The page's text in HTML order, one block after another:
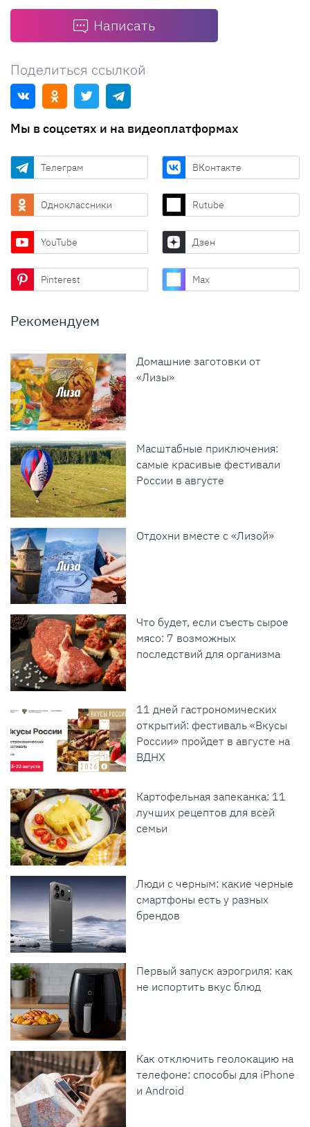
Написать
Поделиться ссылкой
Мы в соцсетях и на видеоплатформах
Телеграм ВКонтакте
Одноклассники Rutube
YouTube Дзен
Pinterest Max
Рекомендуем
Домашние заготовки от
«Лизы»
Масштабные приключения:
самые красивые фестивали
России в августе
Отдохни вместе с «Лизой»
Что будет, если съесть сырое
мясо: 7 возможных
последствий для организма
11 дней гастрономических
открытий: фестиваль «Вкусы
России» пройдет в августе на
ВДНХ
Картофельная запеканка: 11
лучших рецептов для всей
семьи
Люди с черным: какие черные
смартфоны есть у разных
брендов
Первый запуск аэрогриля: как
не испортить вкус блюд
Как отключить геолокацию на
телефоне: способы для iPhone
и Android